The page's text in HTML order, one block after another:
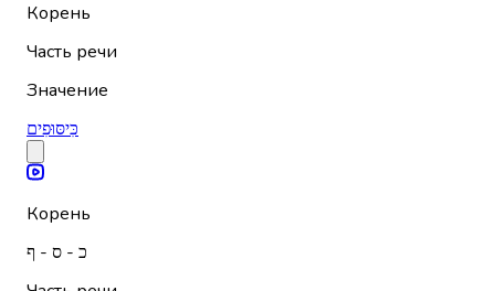
Корень
Часть речи
Значение
כִּיסּוּפִים
Корень
כ - ס - ף